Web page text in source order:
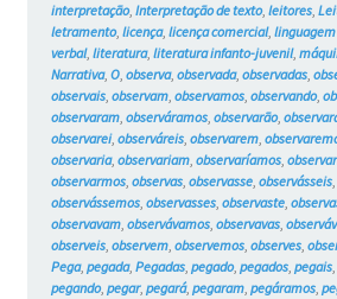
interpretação, Interpretação de texto, leitores,
letramento, licença, licença comercial,
verbal, literatura, literatura infanto-juvenil,
Narrativa, O, observa, observada, observadas,
observais, observam, observamos, observando,
observaram, observáramos, observarão,
observarei, observáreis, observarem,
observaria, observariam, observaríamos,
observarmos, observas, observasse, observásseis,
observássemos, observasses, observaste,
observavam, observávamos, observavas,
observeis, observem, observemos, observes,
Pega, pegada, Pegadas, pegado, pegados, pegais,
pegando, pegar, pegará, pegaram, pegáramos,